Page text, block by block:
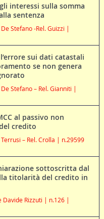
gli interessi sulla somma
sentenza
Stefano -Rel. Guizzi |
l’errore sui dati catastali
se non genera
Stefano – Rel. Gianniti |
al passivo non
credito
– Rel. Crolla | n.29599
sottoscritta dal
titolarità del credito in
Davide Rizzuti | n.126 |